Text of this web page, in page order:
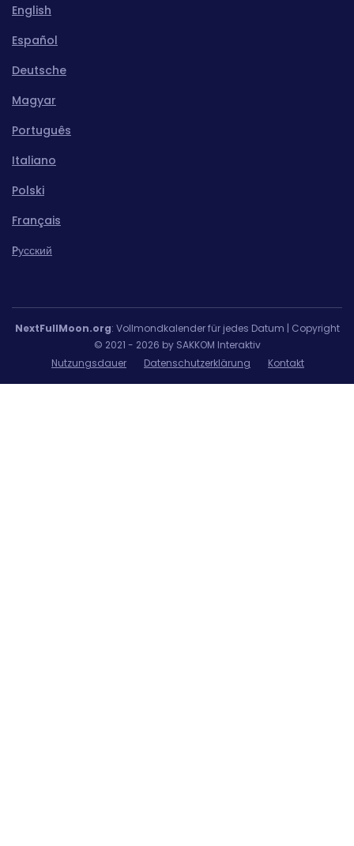
English
Español
Deutsche
Magyar
Português
Italiano
Polski
Français
Pусский
NextFullMoon.org: Vollmondkalender für jedes Datum | Copyright
© 2021 - 2026 by SAKKOM Interaktiv
Nutzungsdauer
Datenschutzerklärung Kontakt